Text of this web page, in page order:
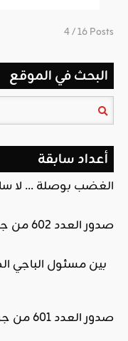
4 / 16 Posts
البحث في الموقع
أعداد سابقة
الغضب بوصلة … لا
صدور العدد 602 من جريدة التحرير
بين مسئول الباجي
صدور العدد 601 من جريدة التحرير